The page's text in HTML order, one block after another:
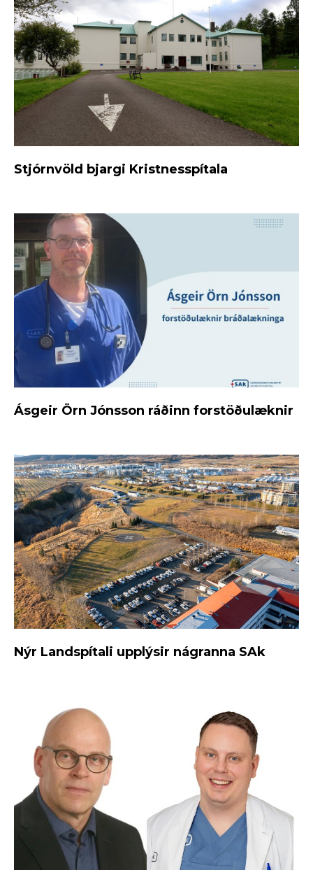
Stjórnvöld bjargi Kristnesspítala
Ásgeir Örn Jónsson ráðinn forstöðulæknir
Nýr Landspítali upplýsir nágranna SAk